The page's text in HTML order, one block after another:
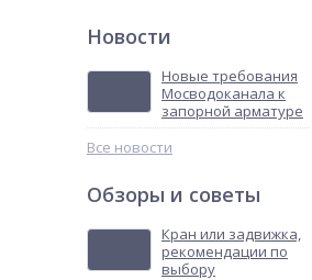
Новости
Новые требования
Мосводоканала к
запорной арматуре
Все новости
Обзоры и советы
Кран или задвижка,
рекомендации по
выбору